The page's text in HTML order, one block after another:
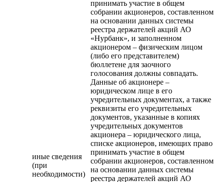
иные сведения
(при
необходимости)
принимать участие в общем
собрании акционеров, составленном
на основании данных системы
реестра держателей акций АО
«Нурбанк», и заполненном
акционером – физическим лицом
(либо его представителем)
бюллетене для заочного
голосования должны совпадать.
Данные об акционере –
юридическом лице в его
учредительных документах, а также
реквизиты его учредительных
документов, указанные в копиях
учредительных документов
акционера – юридического лица,
списке акционеров, имеющих право
принимать участие в общем
собрании акционеров, составленном
на основании данных системы
реестра держателей акций АО